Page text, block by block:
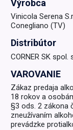
Výrobca
Vinicola Serena
Conegliano (TV)
Distribútor
CORNER SK spol.
VAROVANIE
Zákaz predaja
18 rokov a
§3 ods. 2 zákona
zneužívaním
prevádzke